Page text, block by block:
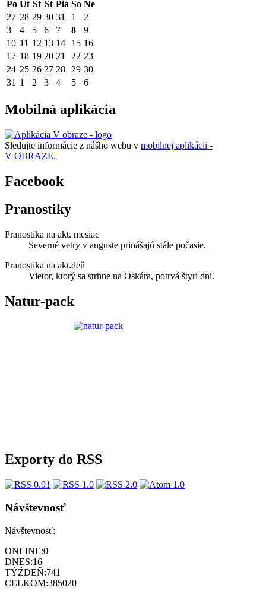
Po Ut St Št Pia So Ne
27 28 29 30 31 1
2
3
4 5 6 7 8
9
10 11 12 13 14 15 16
17 18 19 20 21 22 23
24 25 26 27 28 29 30
31 1 2 3 4 5 6
Mobilná aplikácia
Sledujte informácie z nášho webu v mobilnej aplikácii -
V OBRAZE.
Facebook
Pranostiky
Pranostika na akt. mesiac
Severné vetry v auguste prinášajú stále počasie.
Pranostika na akt.deň
Vietor, ktorý sa strhne na Oskára, potrvá štyri dni.
Natur-pack
Exporty do RSS
Návštevnosť
Návštevnosť:
ONLINE:0
DNES:16
TÝŽDEŇ:741
CELKOM:385020